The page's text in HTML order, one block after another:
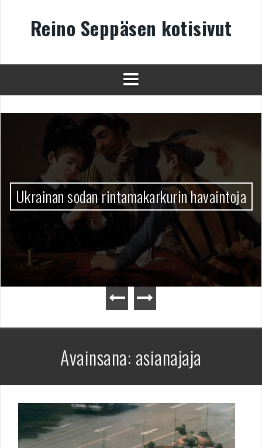
Reino Seppäsen kotisivut
Ukrainan sodan rintamakarkurin havaintoja
Avainsana: asianajaja